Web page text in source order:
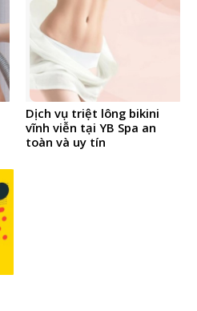
Dịch vụ triệt lông bikini
vĩnh viễn tại YB Spa an
toàn và uy tín